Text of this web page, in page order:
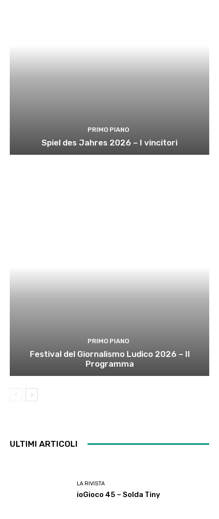
PRIMO PIANO
Spiel des Jahres 2026 – I vincitori
PRIMO PIANO
Festival del Giornalismo Ludico 2026 – Il
Programma
ULTIMI ARTICOLI
LA RIVISTA
ioGioco 45 – Solda Tiny